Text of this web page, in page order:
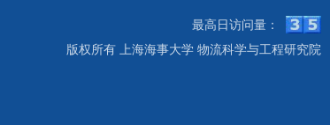
最高日访问量：
版权所有 上海海事大学 物流科学与工程研究院